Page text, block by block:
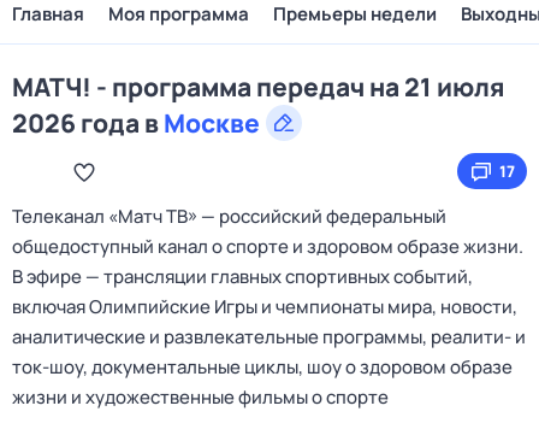
Главная Моя программа Премьеры недели
МАТЧ! - программа передач на 21 июля
2026 года вМоскве
17
Телеканал «Матч ТВ» — российский федеральный
общедоступный канал о спорте и здоровом образе жизни.
В эфире — трансляции главных спортивных событий,
включая Олимпийские Игры и чемпионаты мира, новости,
аналитические и развлекательные программы, реалити- и
ток-шоу, документальные циклы, шоу о здоровом образе
жизни и художественные фильмы о спорте